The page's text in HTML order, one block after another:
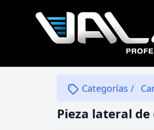
Categorías /
Pieza lateral